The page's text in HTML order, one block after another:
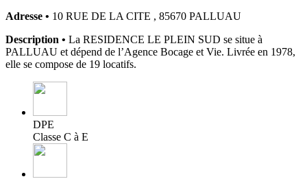
Adresse • 10 RUE DE LA CITE , 85670 PALLUAU
Description • La RESIDENCE LE PLEIN SUD se situe à
PALLUAU et dépend de l’Agence Bocage et Vie. Livrée en 1978,
elle se compose de 19 locatifs.
DPE
Classe C à E